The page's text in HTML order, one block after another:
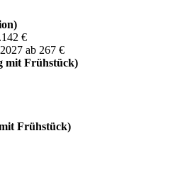
€
ab 267 €
mit Frühstück)
Frühstück)